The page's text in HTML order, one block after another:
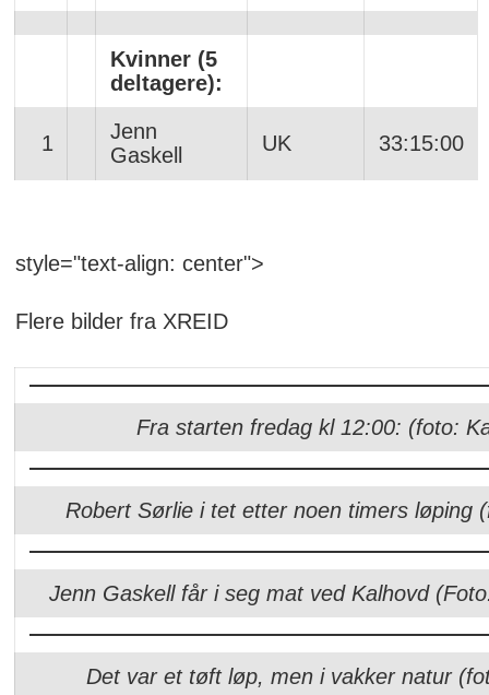
Kvinner (5
deltagere):
1
Jenn
Gaskell
UK 33:15:00
style="text-align: center">
Flere bilder fra XREID
Fra starten fredag kl 12:00: (foto:
Robert Sørlie i tet etter noen timers løping
Jenn Gaskell får i seg mat ved Kalhovd
Det var et tøft løp, men i vakker natur